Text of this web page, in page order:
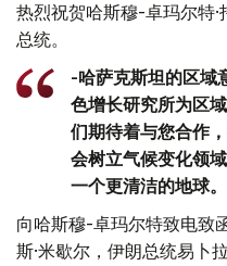
热烈祝贺哈斯穆-卓玛尔特
总统。
-哈萨克斯坦的区域
色增长研究所为区
们期待着与您合作
会树立气候变化领
一个更清洁的地球。
向哈斯穆-卓玛尔特致电致
斯·米歇尔，伊朗总统易卜